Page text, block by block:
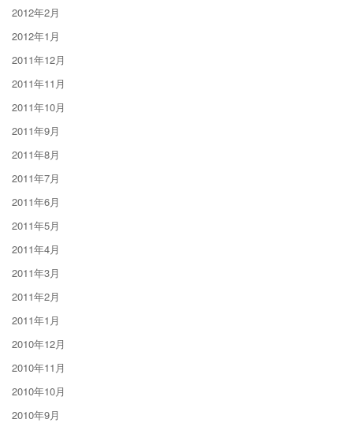
2012年2月
2012年1月
2011年12月
2011年11月
2011年10月
2011年9月
2011年8月
2011年7月
2011年6月
2011年5月
2011年4月
2011年3月
2011年2月
2011年1月
2010年12月
2010年11月
2010年10月
2010年9月